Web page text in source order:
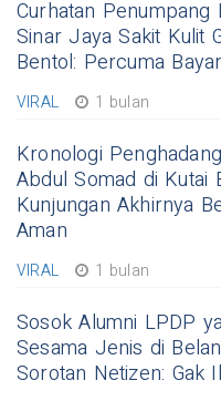
Curhatan Penumpang
Sinar Jaya Sakit Kulit
Bentol: Percuma
VIRAL 1 bulan
Kronologi
Abdul Somad di Kutai
Kunjungan Akhirnya
Aman
VIRAL 1 bulan
Sosok Alumni LPDP
Sesama Jenis di
Sorotan Netizen: Gak